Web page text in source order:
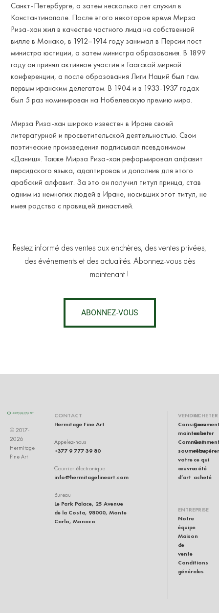
Санкт-Петербурге, а затем несколько лет служил в
Константинополе. После этого некоторое время Мирза
Риза-хан жил в качестве частного лица на собственной
вилле в Монако, в 1912–1914 году занимал в Персии пост
министра юстиции, а затем министра образования. В 1899
году он принял активное участие в Гаагской мирной
конференции, а после образования Лиги Наций был там
первым иранским делегатом. В 1904 и в 1933-1937 годах
был 5 раз номинирован на Нобелевскую премию мира.
Мирза Риза-хан широко известен в Иране своей
литературной и просветительской деятельностью. Свои
поэтические произведения подписывал псевдонимом
«Даниш». Также Мирза Риза-хан реформировал алфавит
персидского языка, адаптировав и дополнив для этого
арабский алфавит. За это он получил титул принца, став
одним из немногих людей в Иране, носивших этот титул, не
имея родства с правящей династией.
Restez informé des ventes aux enchères, des ventes privées,
des événements et des actualités. Abonnez-vous dès
maintenant !
ABONNEZ-VOUS
© 2017-
2026
Hermitage
Fine Art
CONTACT
Hermitage Fine Art
Appelez-nous
+377 9 777 39 80
Courrier électronique
info@hermitagefineart.com
Bureau
Le Park Palace, 25 Avenue
de la Costa, 98000, Monte
Carlo, Monaco
VENDRE
Consignez
maintenant
Comment
soumettre
votre
œuvre
d’art
ACHETER
acheter
récupérer
ce qui
a été
acheté
ENTREPRISE
Notre
équipe
Maison
de
vente
Conditions
générales